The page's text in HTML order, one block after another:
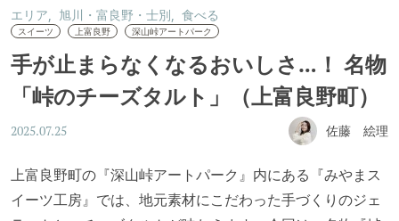
エリア 旭川・富良野・士別 食べる
スイーツ 上富良野 深山峠アートパーク
手が止まらなくなるおいしさ…！ 名物
「峠のチーズタルト」（上富良野町）
2025.07.25 佐藤 絵理
上富良野町の『深山峠アートパーク』内にある『みやまス
イーツ工房』では、地元素材にこだわった手づくりのジェ